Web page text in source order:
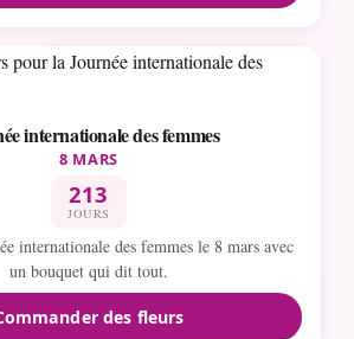
internationale des femmes
8 MARS
213
JOURS
internationale des femmes le 8 mars avec
un bouquet qui dit tout.
des fleurs